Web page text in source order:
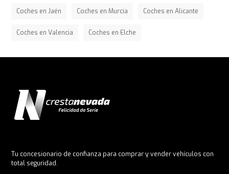
Coches en Jaén Coches en Murcia Coches en Alicante
Coches en Valencia Coches en Elche
Tu concesionario de confianza para comprar y vender vehículos con
total seguridad.